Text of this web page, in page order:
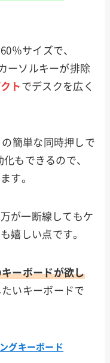
％サイズで、
ーソルキーが排除
ト でデスクを広く
簡単な同時押しで
もできるので、
す。
が一断線してもケ
嬉しい点です。
ーボードが欲し
いキーボードで
グキーボード